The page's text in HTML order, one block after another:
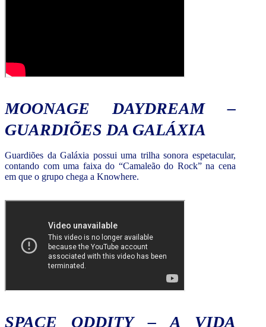
MOONAGE DAYDREAM –
GUARDIÕES DA GALÁXIA
Guardiões da Galáxia possui uma trilha sonora espetacular,
contando com uma faixa do “Camaleão do Rock” na cena
em que o grupo chega a Knowhere.
SPACE ODDITY – A VIDA